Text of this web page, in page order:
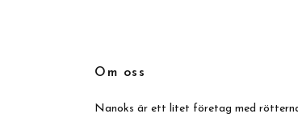
Om oss
Nanoks är ett litet företag med